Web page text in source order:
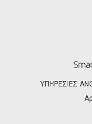
ΥΠΗΡΕΣΙΕΣ